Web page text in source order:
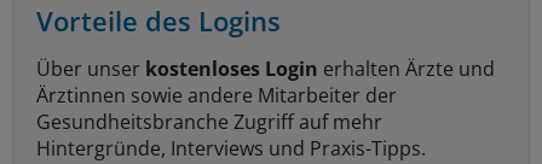
Vorteile des Logins
Über unser kostenloses Login erhalten Ärzte und
Ärztinnen sowie andere Mitarbeiter der
Gesundheitsbranche Zugriff auf mehr
Hintergründe, Interviews und Praxis-Tipps.